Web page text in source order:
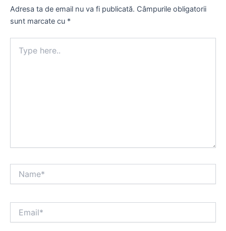
Adresa ta de email nu va fi publicată. Câmpurile obligatorii
sunt marcate cu *
here..